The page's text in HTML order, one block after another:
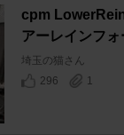
cpm
アーレインフォ
埼玉の猫さん
296
1